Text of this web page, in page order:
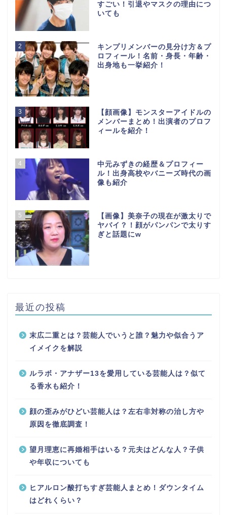
すごい！引退やマスクの理由につ
いても
2
キンプリメンバーの見分け方＆プ
ロフィール！名前・身長・年齢・
出身地も一挙紹介！
3
【顔画像】モンスターアイドルの
メンバーまとめ！出演者のプロフ
ィールを紹介！
4
中元みずきの経歴＆プロフィー
ル！出身高校やバニーズ時代の画
像も紹介
5
【画像】美奈子の現在が激太りで
ヤバイ？！顔がパンパンで太りす
ぎと話題にw
最近の投稿
末広二重とは？芸能人でいうと誰？魅力や似合うア
イメイクを解説
ルラボ・アナザー13を愛用している芸能人は？似て
る香水も紹介！
顔の歪みがひどい芸能人は？左右非対称の治し方や
原因を徹底調査！
望月理恵に再婚相手はいる？元夫はどんな人？子供
や年収についても
ヒアルロン酸打ちすぎ芸能人まとめ！ダウンタイム
はどれくらい？